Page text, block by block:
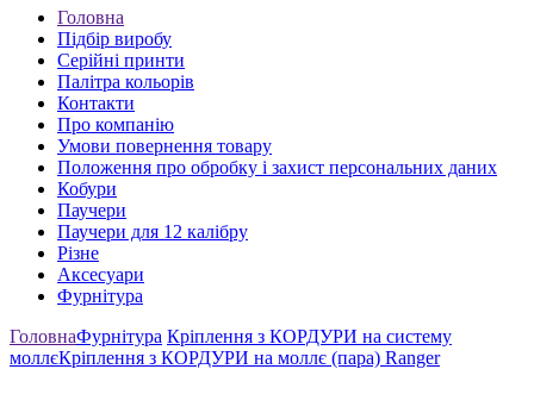
Головна
Підбір виробу
Серійні принти
Палітра кольорів
Контакти
Про компанію
Умови повернення товару
Положення про обробку і захист персональних даних
Кобури
Паучери
Паучери для 12 калібру
Різне
Аксесуари
Фурнітура
ГоловнаФурнітура Кріплення з КОРДУРИ на систему
моллєКріплення з КОРДУРИ на моллє (пара) Ranger